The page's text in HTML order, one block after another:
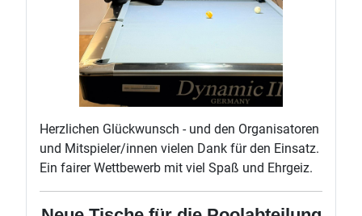
Herzlichen Glückwunsch - und den Organisatoren
und Mitspieler/innen vielen Dank für den Einsatz.
Ein fairer Wettbewerb mit viel Spaß und Ehrgeiz.